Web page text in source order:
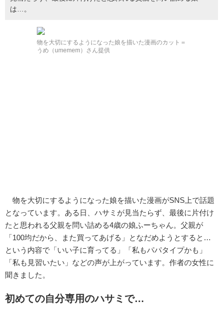
は…。
物を大切にするようになった娘を描いた漫画のカット＝
うめ（umemem）さん提供
物を大切にするようになった娘を描いた漫画がSNS上で話題
となっています。ある日、ハサミが見当たらず、最後に片付け
たと思われる父親を問い詰める4歳の娘ふーちゃん。父親が
「100均だから、また買ってあげる」となだめようとすると…
という内容で「いい子に育ってる」「私もパパタイプかも」
「私も見習いたい」などの声が上がっています。作者の女性に
聞きました。
初めての自分専用のハサミで…